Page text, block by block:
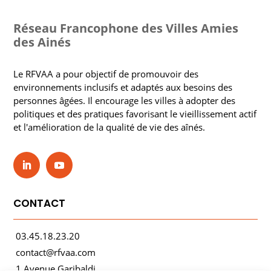
Réseau Francophone des Villes Amies
des Ainés
Le RFVAA a pour objectif de promouvoir des
environnements inclusifs et adaptés aux besoins des
personnes âgées. Il encourage les villes à adopter des
politiques et des pratiques favorisant le vieillissement actif
et l'amélioration de la qualité de vie des aînés.
CONTACT
03.45.18.23.20
contact@rfvaa.com